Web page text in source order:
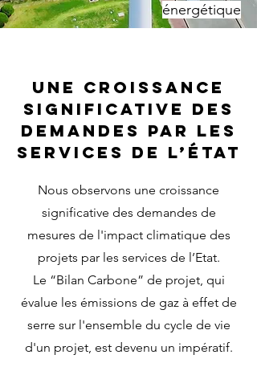
énergétique
une croissance
significative des
demandes par les
services de l’État
Nous observons une croissance
significative des demandes de
mesures de l'impact climatique des
projets par les services de l’Etat.
Le “Bilan Carbone” de projet, qui
évalue les émissions de gaz à effet de
serre sur l'ensemble du cycle de vie
d'un projet, est devenu un impératif.